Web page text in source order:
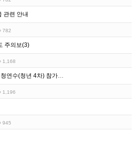
관련 안내
782
주의보(3)
1,168
1,196
945